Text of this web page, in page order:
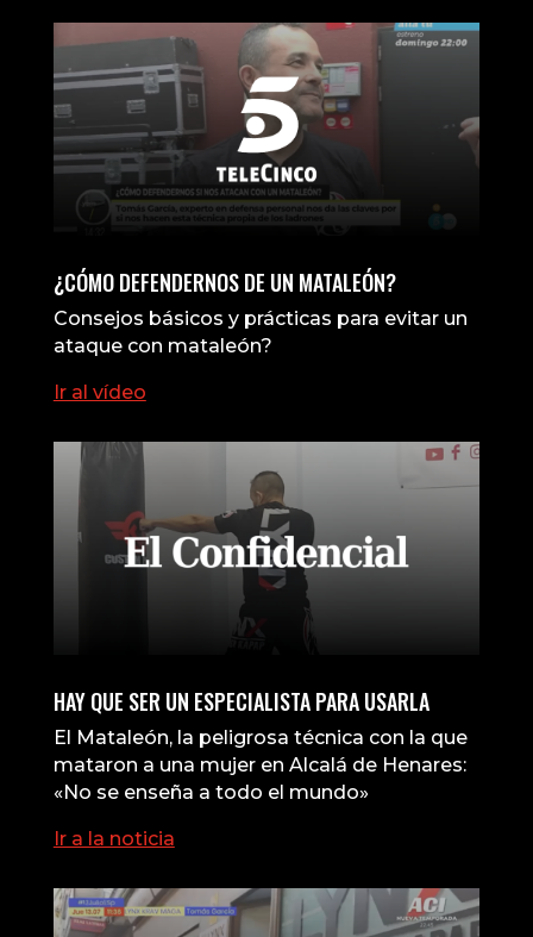
¿CÓMO DEFENDERNOS DE UN MATALEÓN?
Consejos básicos y prácticas para evitar un
ataque con mataleón?
Ir al vídeo
HAY QUE SER UN ESPECIALISTA PARA USARLA
El Mataleón, la peligrosa técnica con la que
mataron a una mujer en Alcalá de Henares:
«No se enseña a todo el mundo»
Ir a la noticia